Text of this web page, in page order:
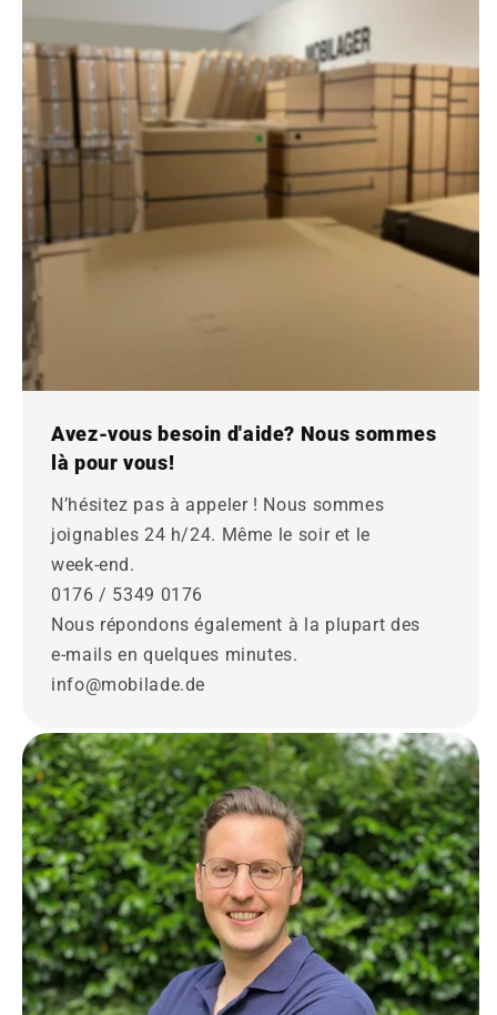
Avez-vous besoin d'aide? Nous sommes
là pour vous!
N’hésitez pas à appeler ! Nous sommes
joignables 24 h/24. Même le soir et le
week‑end.
0176 / 5349 0176
Nous répondons également à la plupart des
e‑mails en quelques minutes.
info@mobilade.de